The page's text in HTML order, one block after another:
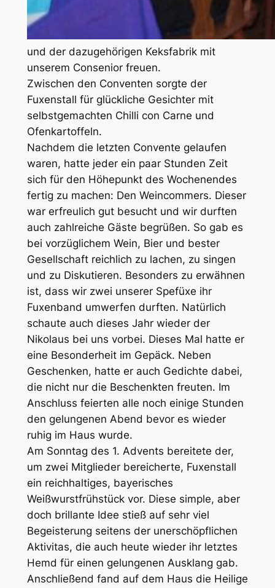
und der dazugehörigen Keksfabrik mit
unserem Consenior freuen.
Zwischen den Conventen sorgte der
Fuxenstall für glückliche Gesichter mit
selbstgemachten Chilli con Carne und
Ofenkartoffeln.
Nachdem die letzten Convente gelaufen
waren, hatte jeder ein paar Stunden Zeit
sich für den Höhepunkt des Wochenendes
fertig zu machen: Den Weincommers. Dieser
war erfreulich gut besucht und wir durften
auch zahlreiche Gäste begrüßen. So gab es
bei vorzüglichem Wein, Bier und bester
Gesellschaft reichlich zu lachen, zu singen
und zu Diskutieren. Besonders zu erwähnen
ist, dass wir zwei unserer Spefüxe ihr
Fuxenband umwerfen durften. Natürlich
schaute auch dieses Jahr wieder der
Nikolaus bei uns vorbei. Dieses Mal hatte er
eine Besonderheit im Gepäck. Neben
Geschenken, hatte er auch Gedichte dabei,
die nicht nur die Beschenkten freuten. Im
Anschluss feierten alle noch einige Stunden
den gelungenen Abend bevor es wieder
ruhig im Haus wurde.
Am Sonntag des 1. Advents bereitete der,
um zwei Mitglieder bereicherte, Fuxenstall
ein reichhaltiges, bayerisches
Weißwurstfrühstück vor. Diese simple, aber
doch brillante Idee stieß auf sehr viel
Begeisterung seitens der unerschöpflichen
Aktivitas, die auch heute wieder ihr letztes
Hemd für einen gelungenen Ausklang gab.
Anschließend fand auf dem Haus die Heilige